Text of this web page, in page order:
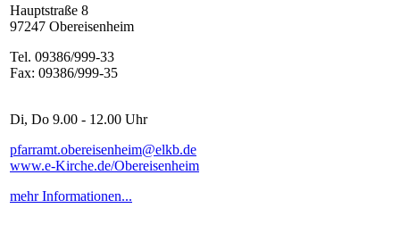
Hauptstraße 8
97247 Obereisenheim
Tel. 09386/999-33
Fax: 09386/999-35
Di, Do 9.00 - 12.00 Uhr
pfarramt.obereisenheim@elkb.de
www.e-Kirche.de/Obereisenheim
mehr Informationen...